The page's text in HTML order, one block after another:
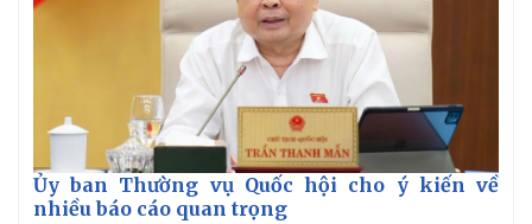
Bất động sản
Giá vàng
Tiêu dùng
Tỷ giá
Chứng khoán
Giá cà phê
Ủy ban Thường vụ Quốc hội cho ý kiến về
nhiều báo cáo quan trọng